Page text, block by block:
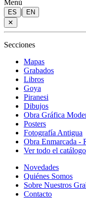
Menú
ES |
EN
✕
Secciones
Mapas
Grabados
Libros
Goya
Piranesi
Dibujos
Obra Gráfica
Posters
Fotografía Antigua
Obra Enmarcada -
Ver todo el catálogo
Novedades
Quiénes Somos
Sobre Nuestros
Contacto